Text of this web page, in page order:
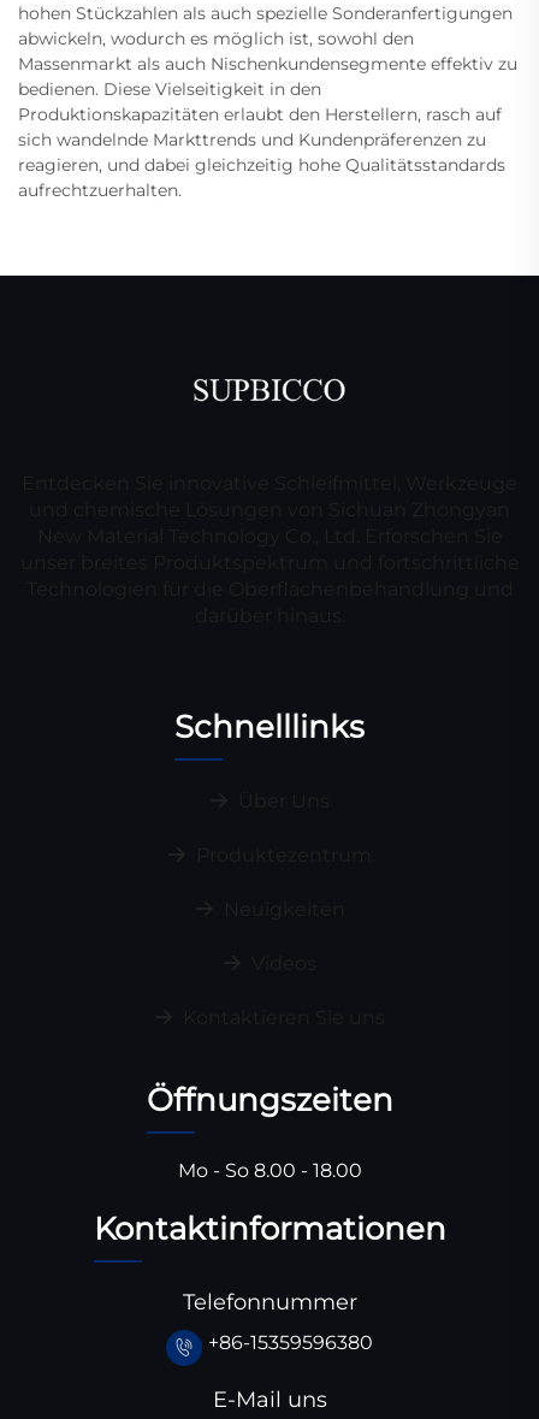
hohen Stückzahlen als auch spezielle Sonderanfertigungen
abwickeln, wodurch es möglich ist, sowohl den
Massenmarkt als auch Nischenkundensegmente effektiv zu
bedienen. Diese Vielseitigkeit in den
Produktionskapazitäten erlaubt den Herstellern, rasch auf
sich wandelnde Markttrends und Kundenpräferenzen zu
reagieren, und dabei gleichzeitig hohe Qualitätsstandards
aufrechtzuerhalten.
Schnelllinks
Öffnungszeiten
Mo - So 8.00 - 18.00
Kontaktinformationen
Telefonnummer
+86-15359596380
E-Mail uns